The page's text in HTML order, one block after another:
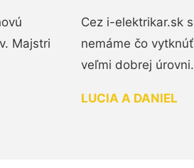
Majstri
Cez i-elektrikar.sk
nemáme čo
veľmi dobrej
LUCIA A DANIEL